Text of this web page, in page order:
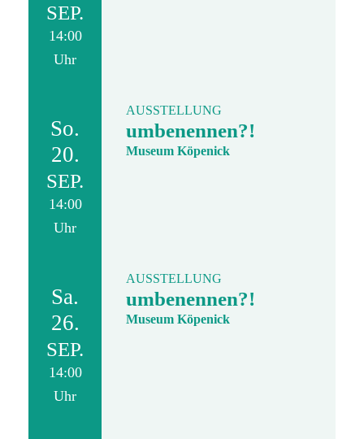
SEP.
14:00
Uhr
So.
20.
SEP.
14:00
Uhr
AUSSTELLUNG
umbenennen?!
Museum Köpenick
Sa.
26.
SEP.
14:00
Uhr
AUSSTELLUNG
umbenennen?!
Museum Köpenick